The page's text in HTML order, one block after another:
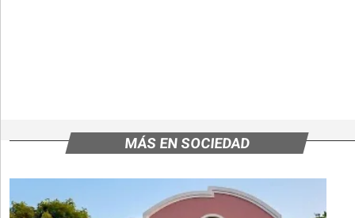
MÁS EN SOCIEDAD